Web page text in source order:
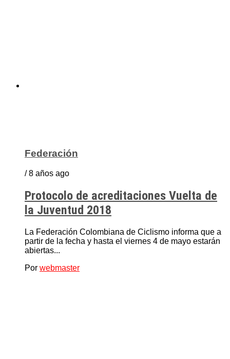
Federación
/ 8 años ago
Protocolo de acreditaciones Vuelta de
la Juventud 2018
La Federación Colombiana de Ciclismo informa que a
partir de la fecha y hasta el viernes 4 de mayo estarán
abiertas...
Por webmaster